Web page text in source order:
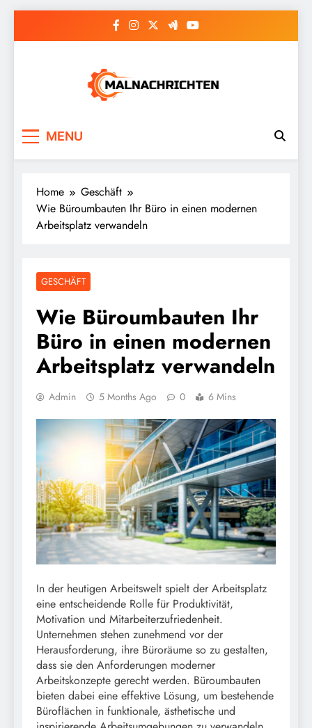
MENU
Home
Geschäft
Wie Büroumbauten Ihr Büro in einen modernen
Arbeitsplatz verwandeln
GESCHÄFT
Wie Büroumbauten Ihr
Büro in einen modernen
Arbeitsplatz verwandeln
Admin 5 Months Ago 0 6 Mins
In der heutigen Arbeitswelt spielt der Arbeitsplatz
eine entscheidende Rolle für Produktivität,
Motivation und Mitarbeiterzufriedenheit.
Unternehmen stehen zunehmend vor der
Herausforderung, ihre Büroräume so zu gestalten,
dass sie den Anforderungen moderner
Arbeitskonzepte gerecht werden. Büroumbauten
bieten dabei eine effektive Lösung, um bestehende
Büroflächen in funktionale, ästhetische und